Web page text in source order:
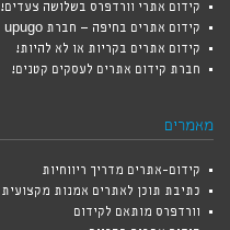
קידום אתרי וורדפרס בשלושה צעדים!
קידום אתרים בחיפה – חברת upugo
קידום אתרים בקריות או לא להיות!
חברת קידום אתרים לעסקים קטנים!
מאמרים
קידום-אתרים מדריך ריווחיות
כתיבת תוכן לאתרים אמנות מקצועית
וורדפרס מותאם לקידום